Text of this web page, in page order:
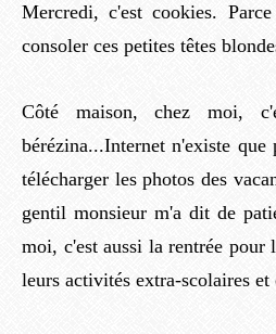
Mercredi, c'est cookies.
consoler ces petites têtes
Côté maison, chez moi,
bérézina...Internet n'existe
télécharger les photos des
gentil monsieur m'a dit de
moi, c'est aussi la rentrée pour
leurs activités extra-scolaires et